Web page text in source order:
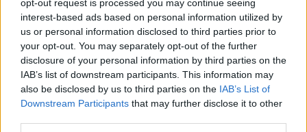
opt-out request is processed you may continue seeing
interest-based ads based on personal information utilized by
us or personal information disclosed to third parties prior to
your opt-out. You may separately opt-out of the further
disclosure of your personal information by third parties on the
IAB’s list of downstream participants. This information may
also be disclosed by us to third parties on the IAB’s List of
Downstream Participants that may further disclose it to other
.News
E-Sport
E3 | GamesCom | Events | Messen